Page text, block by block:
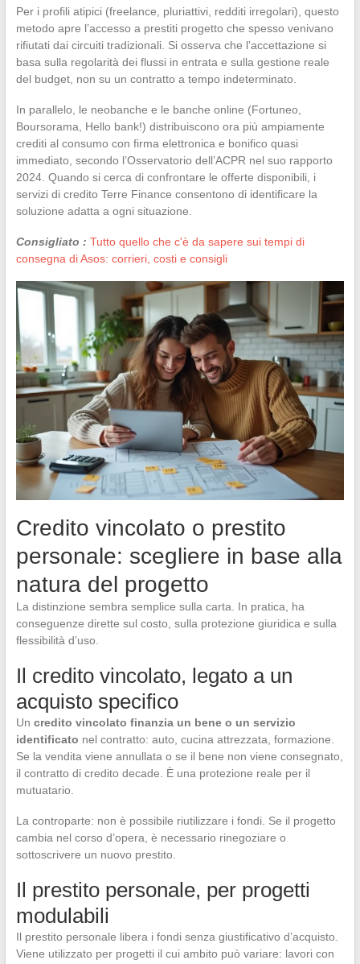
Per i profili atipici (freelance, pluriattivi, redditi irregolari), questo
metodo apre l’accesso a prestiti progetto che spesso venivano
rifiutati dai circuiti tradizionali. Si osserva che l’accettazione si
basa sulla regolarità dei flussi in entrata e sulla gestione reale
del budget, non su un contratto a tempo indeterminato.
In parallelo, le neobanche e le banche online (Fortuneo,
Boursorama, Hello bank!) distribuiscono ora più ampiamente
crediti al consumo con firma elettronica e bonifico quasi
immediato, secondo l’Osservatorio dell’ACPR nel suo rapporto
2024. Quando si cerca di confrontare le offerte disponibili, i
servizi di credito Terre Finance consentono di identificare la
soluzione adatta a ogni situazione.
Consigliato : Tutto quello che c'è da sapere sui tempi di
consegna di Asos: corrieri, costi e consigli
Credito vincolato o prestito
personale: scegliere in base alla
natura del progetto
La distinzione sembra semplice sulla carta. In pratica, ha
conseguenze dirette sul costo, sulla protezione giuridica e sulla
flessibilità d’uso.
Il credito vincolato, legato a un
acquisto specifico
Un credito vincolato finanzia un bene o un servizio
identificato nel contratto: auto, cucina attrezzata, formazione.
Se la vendita viene annullata o se il bene non viene consegnato,
il contratto di credito decade. È una protezione reale per il
mutuatario.
La controparte: non è possibile riutilizzare i fondi. Se il progetto
cambia nel corso d’opera, è necessario rinegoziare o
sottoscrivere un nuovo prestito.
Il prestito personale, per progetti
modulabili
Il prestito personale libera i fondi senza giustificativo d’acquisto.
Viene utilizzato per progetti il cui ambito può variare: lavori con